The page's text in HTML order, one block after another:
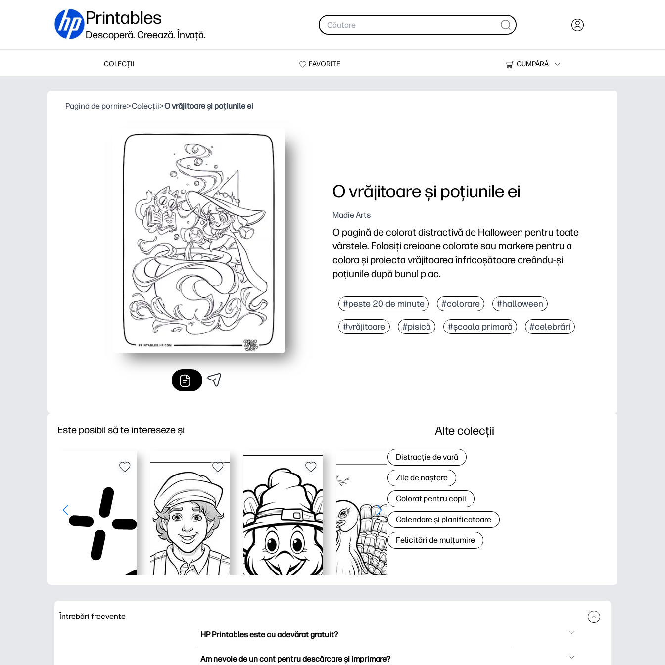
Printables
Descoperă. Creează. Învață.
COLECȚII FAVORITE
CUMPĂRĂ
Imprimante
Pagina de pornire>Colecții>O vrăjitoare și poțiunile ei
O vrăjitoare și poțiunile ei
Madie Arts
O pagină de colorat distractivă de Halloween pentru toate
vârstele. Folosiți creioane colorate sau markere pentru a
colora și proiecta vrăjitoarea înfricoșătoare creându-și
poțiunile după bunul plac.
#peste 20 de minute #colorare #halloween
#vrăjitoare #pisică #școala primară #celebrări
Este posibil să te intereseze și Alte colecții
Distracție de vară
Zile de naștere
Colorat pentru copii
Calendare și planificatoare
Felicitări de mulțumire
Întrebări frecvente
HP Printables este cu adevărat gratuit?
Am nevoie de un cont pentru descărcare și imprimare?